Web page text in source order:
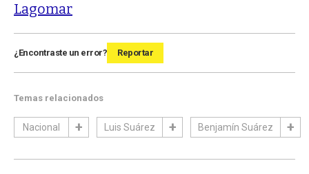
Lagomar
¿Encontraste un error? Reportar
Temas relacionados
Nacional Luis Suárez Benjamín Suárez